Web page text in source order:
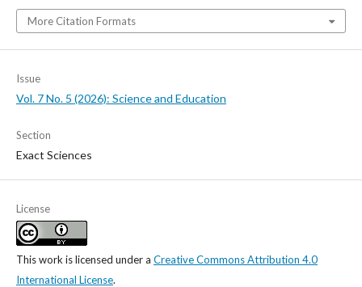
More Citation Formats
Issue
Vol. 7 No. 5 (2026): Science and Education
Section
Exact Sciences
License
This work is licensed under a Creative Commons Attribution 4.0
International License.